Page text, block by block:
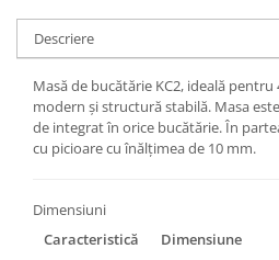
Descriere
Masă de bucătărie KC2, ideală pentru
modern și structură stabilă. Masa
de integrat în orice bucătărie. În
cu picioare cu înălțimea de 10 mm.
Dimensiuni
Caracteristică
Dimensiune